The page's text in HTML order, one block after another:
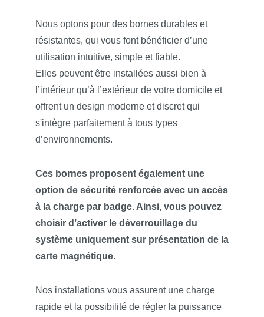
Nous optons pour des bornes durables et
résistantes, qui vous font bénéficier d’une
utilisation intuitive, simple et fiable.
Elles peuvent être installées aussi bien à
l’intérieur qu’à l’extérieur de votre domicile et
offrent un design moderne et discret qui
s'intègre parfaitement à tous types
d’environnements.
Ces bornes proposent également une
option de sécurité renforcée avec un accès
à la charge par badge. Ainsi, vous pouvez
choisir d’activer le déverrouillage du
système uniquement sur présentation de la
carte magnétique.
Nos installations vous assurent une charge
rapide et la possibilité de régler la puissance